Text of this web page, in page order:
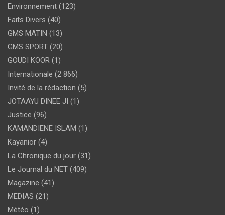
Environnement (123)
Faits Divers (40)
GMS MATIN (13)
GMS SPORT (20)
GOUDI KOOR (1)
Internationale (2 866)
Invité de la rédaction (5)
JOTAAYU DINEE JI (1)
Justice (96)
KAMANDIENE ISLAM (1)
Kayanior (4)
La Chronique du jour (31)
Le Journal du NET (409)
Magazine (41)
MEDIAS (21)
Météo (1)